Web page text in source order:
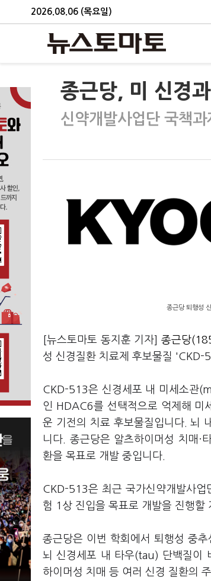
2026.08.06 (목요일)
종근당, 미 신경
신약개발사업단 국책
종근당 퇴행성
[뉴스토마토 동지훈 기자] 종근당
성 신경질환 치료제 후보물질 'CKD-
CKD-513은 신경세포 내 미세소관
인 HDAC6를 선택적으로 억제해 미
운 기전의 치료 후보물질입니다. 뇌
니다. 종근당은 알츠하이머성 치매
환을 목표로 개발 중입니다.
CKD-513은 최근 국가신약개발사업
험 1상 진입을 목표로 개발을 진행할
종근당은 이번 학회에서 퇴행성 중
뇌 신경세포 내 타우(tau) 단백질이
하이머성 치매 등 여러 신경 질환의